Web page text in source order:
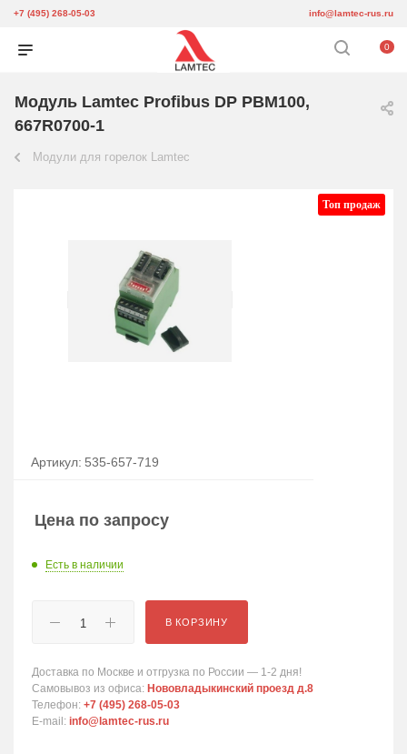
+7 (495) 268-05-03 info@lamtec-rus.ru
0
Модуль Lamtec Profibus DP PBM100,
667R0700-1
Модули для горелок Lamtec
Топ продаж
Артикул: 535-657-719
Цена по запросу
Есть в наличии
В КОРЗИНУ
Доставка по Москве и отгрузка по России — 1-2 дня!
Самовывоз из офиса: Нововладыкинский проезд д.8
Телефон: +7 (495) 268-05-03
E-mail: info@lamtec-rus.ru